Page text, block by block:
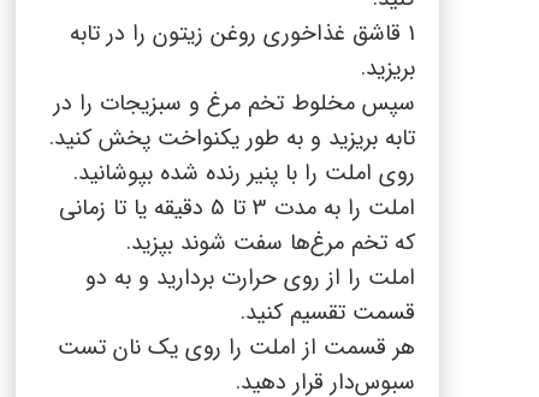
1 قاشق غذاخوری روغن زیتون را در تابه
بریزید.
سپس مخلوط تخم مرغ و سبزیجات را در
تابه بریزید و به طور یکنواخت پخش کنید.
روی املت را با پنیر رنده شده بپوشانید.
املت را به مدت 3 تا 5 دقیقه یا تا زمانی
که تخم مرغ‌ها سفت شوند بپزید.
املت را از روی حرارت بردارید و به دو
قسمت تقسیم کنید.
هر قسمت از املت را روی یک نان تست
سبوس‌دار قرار دهید.